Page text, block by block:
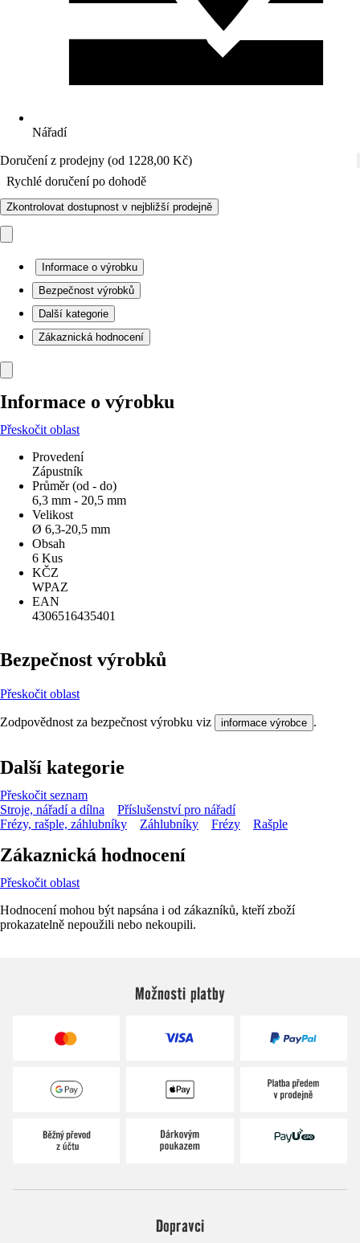
Nářadí
Doručení z prodejny (od 1228,00 Kč)
Rychlé doručení po dohodě
Zkontrolovat dostupnost v nejbližší prodejně
Informace o výrobku
Bezpečnost výrobků
Další kategorie
Zákaznická hodnocení
Informace o výrobku
Přeskočit oblast
Provedení
Zápustník
Průměr (od - do)
6,3 mm - 20,5 mm
Velikost
Ø 6,3-20,5 mm
Obsah
6 Kus
KČZ
WPAZ
EAN
4306516435401
Bezpečnost výrobků
Přeskočit oblast
Zodpovědnost za bezpečnost výrobku viz informace výrobce .
Další kategorie
Přeskočit seznam
Stroje, nářadí a dílna
Příslušenství pro nářadí
Frézy, rašple, záhlubníky
Záhlubníky Frézy Rašple
Zákaznická hodnocení
Přeskočit oblast
Hodnocení mohou být napsána i od zákazníků, kteří zboží
prokazatelně nepoužili nebo nekoupili.
Možnosti platby
Dopravci